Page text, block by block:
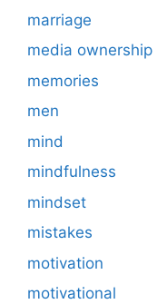
marriage
media ownership
memories
men
mind
mindfulness
mindset
mistakes
motivation
motivational